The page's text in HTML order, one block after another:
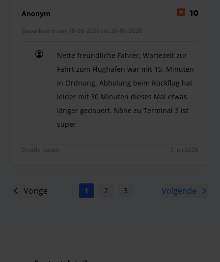
Anonym 10
Geparkeerd van 18-06-2026 tot 26-06-2026
Nette freundliche Fahrer, Wartezeit zur
Fahrt zum Flughafen war mit 15. Minuten
in Ordnung. Abholung beim Rückflug hat
leider mit 30 Minuten dieses Mal etwas
länger gedauert. Nähe zu Terminal 3 ist
super
Shuttle buiten 5 juli 2026
Vorige 1 2 3 5 6 7
Volgende